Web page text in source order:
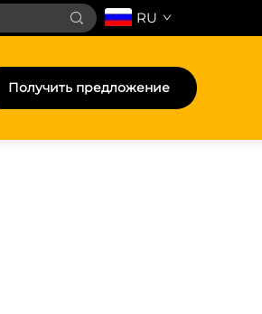
RU
Получить предложение